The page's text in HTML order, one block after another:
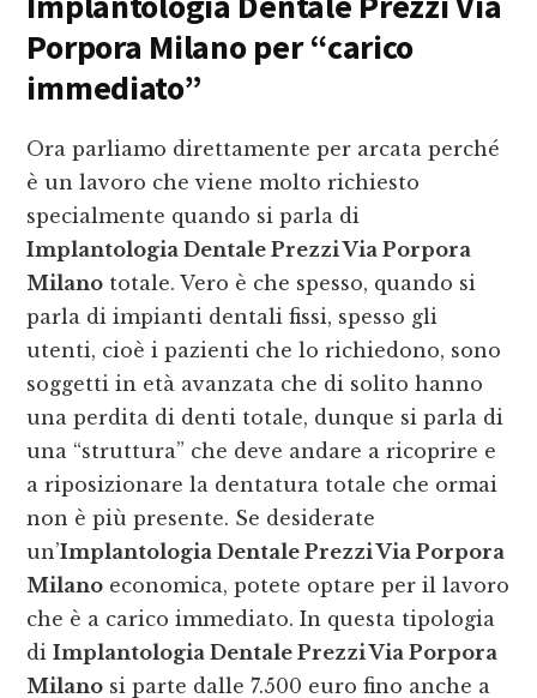
Porpora Milanoper “carico
immediato”
Ora parliamo direttamente per arcata perché
è un lavoro che viene molto richiesto
specialmente quando si parla di
Implantologia Dentale Prezzi Via Porpora
Milano totale. Vero è che spesso, quando si
parla di impianti dentali fissi, spesso gli
utenti, cioè i pazienti che lo richiedono, sono
soggetti in età avanzata che di solito hanno
una perdita di denti totale, dunque si parla di
una “struttura” che deve andare a ricoprire e
a riposizionare la dentatura totale che ormai
non è più presente. Se desiderate
un’Implantologia Dentale Prezzi Via Porpora
Milano economica, potete optare per il lavoro
che è a carico immediato. In questa tipologia
diImplantologia Dentale Prezzi Via Porpora
Milano si parte dalle 7.500 euro fino anche a